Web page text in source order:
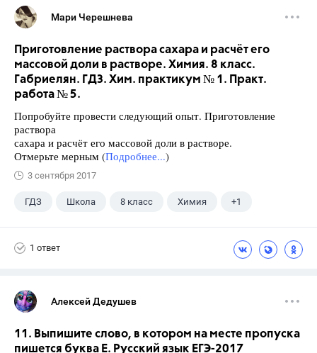
Мари Черешнева
Приготовление раствора сахара и расчёт его
массовой доли в растворе. Химия. 8 класс.
Габриелян. ГДЗ. Хим. практикум № 1. Практ.
работа № 5.
Попробуйте провести следующий опыт. Приготовление
раствора
сахара и расчёт его массовой доли в растворе.
Отмерьте мерным (Подробнее...)
3 сентября 2017
ГДЗ Школа 8 класс Химия +1
1 ответ
Алексей Дедушев
11. Выпишите слово, в котором на месте пропуска
пишется буква Е. Русский язык ЕГЭ-2017